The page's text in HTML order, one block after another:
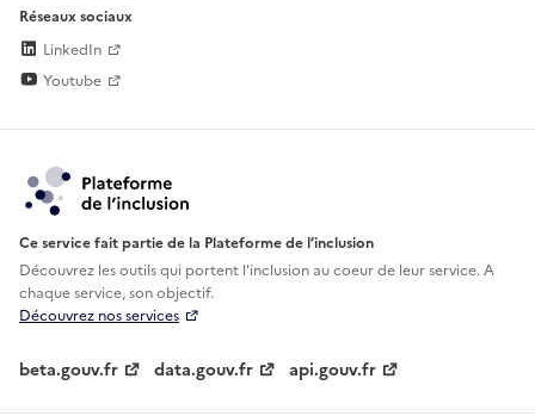
Réseaux sociaux
LinkedIn
Youtube
Ce service fait partie de la Plateforme de l’inclusion
Découvrez les outils qui portent l'inclusion aucoeur de leur service. A
chaque service, son objectif.
Découvrez nos services
beta.gouv.fr data.gouv.fr api.gouv.fr